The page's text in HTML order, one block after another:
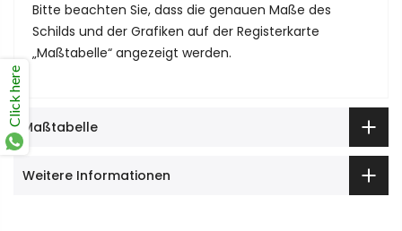
Bitte beachten Sie, dass die genauen Maße des
Schilds und der Grafiken auf der Registerkarte
„Maßtabelle“ angezeigt werden.
Maßtabelle
Weitere Informationen
Click here